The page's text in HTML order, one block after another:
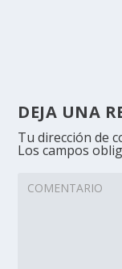
DEJA UNA
Tu dirección de
Los campos